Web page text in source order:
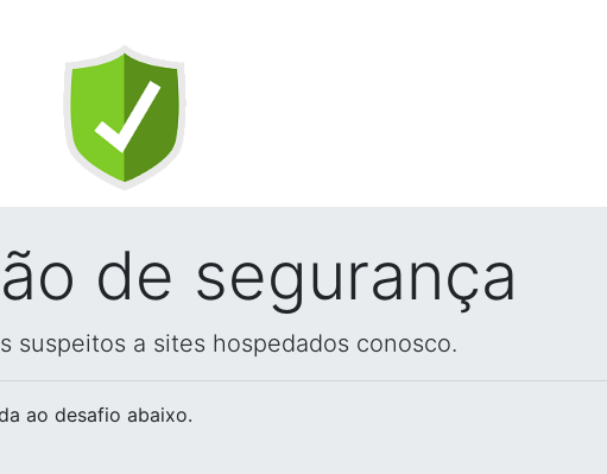
de segurança
suspeitos a sites hospedados conosco.
ao desafio abaixo.